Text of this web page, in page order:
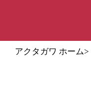
アクタガワ ホーム>